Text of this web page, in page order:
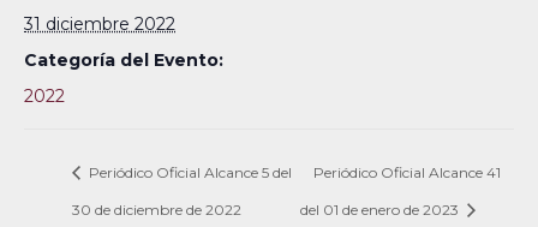
31 diciembre 2022
Categoría del Evento:
2022
Periódico Oficial Alcance 5 del
30 de diciembre de 2022
Periódico Oficial Alcance 41
del 01 de enero de 2023